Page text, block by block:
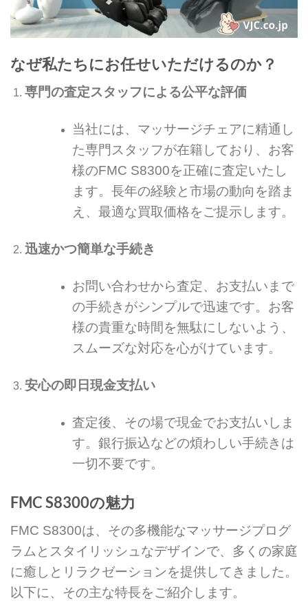
なぜ私たちにお任せいただけるのか？
専門の査定スタッフによる公平な評価
当社には、マッサージチェアに精通し
た専門スタッフが在籍しており、お客
様のFMC S8300を正確に査定いたし
ます。長年の経験と市場の動向を踏ま
え、最適な買取価格をご提示します。
迅速かつ簡単な手続き
お問い合わせから査定、お支払いまで
の手続きがシンプルで迅速です。お客
様の貴重な時間を無駄にしないよう、
スムーズな対応を心がけています。
安心の即日現金支払い
査定後、その場で現金でお支払いしま
す。銀行振込などの煩わしい手続きは
一切不要です。
FMC S8300の魅力
FMC S8300は、その多機能なマッサージプログ
ラムとスタイリッシュなデザインで、多くの家庭
に癒しとリラクゼーションを提供してきました。
以下に、その主な特長をご紹介します。